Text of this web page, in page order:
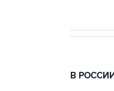
В